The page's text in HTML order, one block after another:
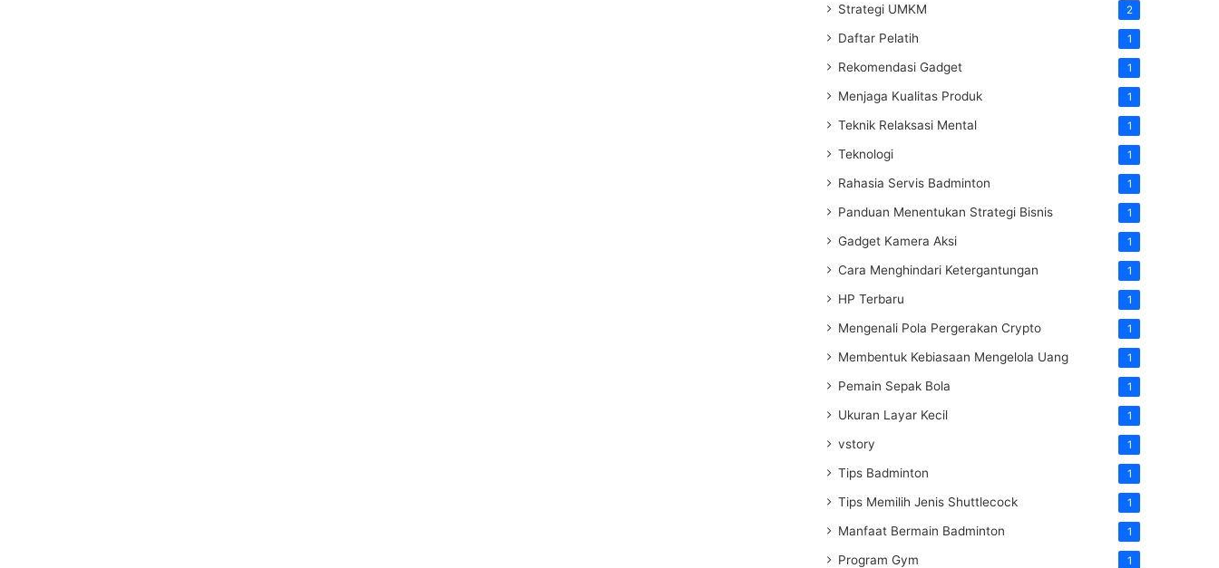
Strategi UMKM 2
Daftar Pelatih 1
Rekomendasi Gadget 1
Menjaga Kualitas Produk 1
Teknik Relaksasi Mental 1
Teknologi 1
Rahasia Servis Badminton 1
Panduan Menentukan Strategi Bisnis 1
Gadget Kamera Aksi 1
Cara Menghindari Ketergantungan 1
HP Terbaru 1
Mengenali Pola Pergerakan Crypto 1
Membentuk Kebiasaan Mengelola Uang 1
Pemain Sepak Bola 1
Ukuran Layar Kecil 1
vstory 1
Tips Badminton 1
Tips Memilih Jenis Shuttlecock 1
Manfaat Bermain Badminton 1
Program Gym 1